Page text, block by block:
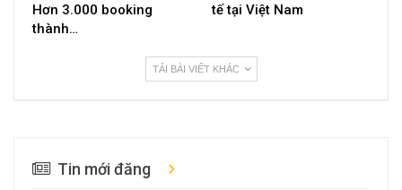
Hơn 3.000 booking
thành…
tế tại Việt Nam
TẢI BÀI VIẾT KHÁC
Tin mới đăng